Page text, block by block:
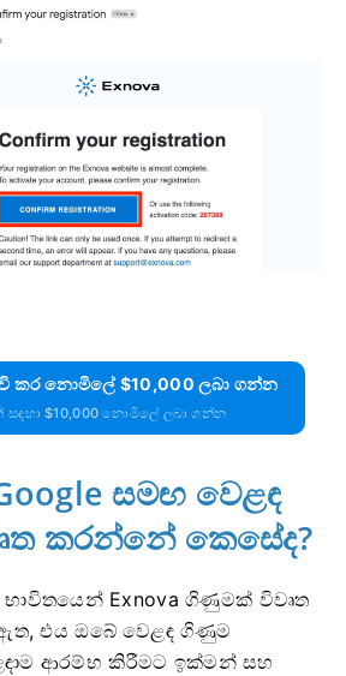
කර නොමිලේ $10,000 ලබා ගන්න
$10,000 නොමිලේ ලබා ගන්න
සමඟ වෙළඳ
කරන්නේ කෙසේද?
භාවිතයෙන් Exnova ගිණුමක් විවෘත
එය ඔබේ වෙළඳ ගිණුම
ආරම්භ කිරීමට ඉක්මන් සහ